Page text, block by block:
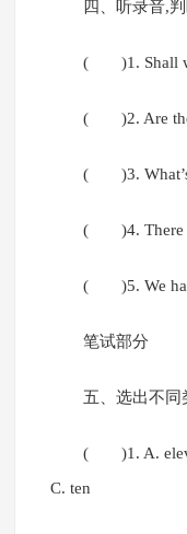
四、听录音,
( )1. Shall
( )2. Are
( )3. What’s
( )4. There
( )5. We
笔试部分
五、选出不同
( )1.
C. ten